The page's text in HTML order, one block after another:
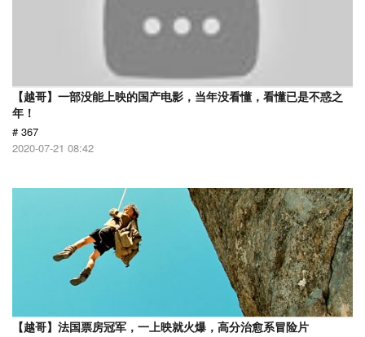
【越哥】一部没能上映的国产电影，当年没看懂，看懂已是不惑之
年！
# 367
2020-07-21 08:42
【越哥】法国票房冠军，一上映就火爆，高分治愈系冒险片